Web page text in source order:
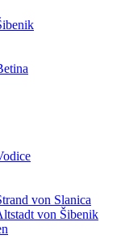
von Slanica
von Šibenik